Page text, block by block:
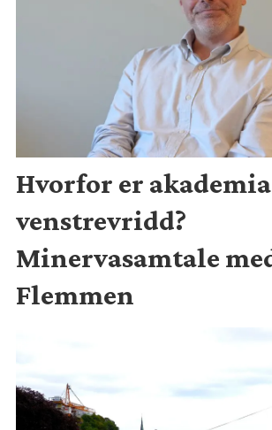
Hvorfor er akademia
venstrevridd?
Minervasamtale
Flemmen